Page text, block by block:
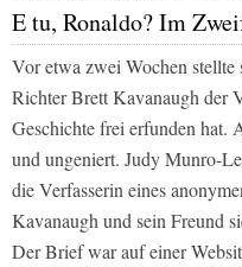
E tu, Ronaldo? Im
Vor etwa zwei Wochen stellte
Richter Brett Kavanaugh der
Geschichte frei erfunden hat.
und ungeniert. Judy Munro-
die Verfasserin eines
Kavanaugh und sein Freund
Der Brief war auf einer